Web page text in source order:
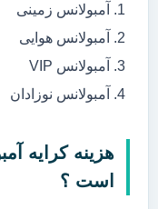
آمبولانس زمینی
آمبولانس هوایی
آمبولانس VIP
آمبولانس نوزادان
هزینه کرایه
است ؟